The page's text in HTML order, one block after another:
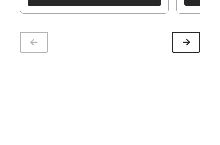
período